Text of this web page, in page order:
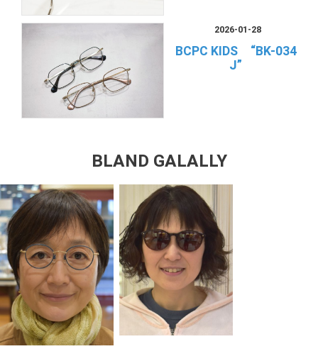
2026-01-28
BCPC KIDS “BK-034
J”
BLAND GALALLY